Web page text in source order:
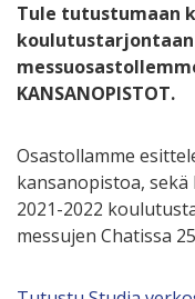
Tule tutustumaan
KANSANOPISTOT.
Osastollamme
kansanopistoa,
2021-2022
messujen Chatissa